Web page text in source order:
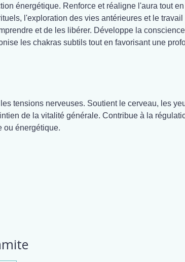
énergétique. Renforce et réaligne l'aura tout
l'exploration des vies antérieures et le
et de les libérer. Développe la
les chakras subtils tout en favorisant une
tensions nerveuses. Soutient le cerveau, les
de la vitalité générale. Contribue à la
ou énergétique.